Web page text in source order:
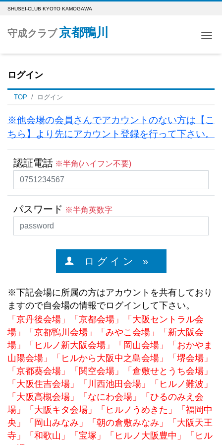
SHUSEI-CLUB KYOTO KAMOGAWA
守成クラブ 京都鴨川
ログイン
TOP ログイン
※他会場の会員さんでアカウントのない方は【こ
ちら】より先にアカウント登録を行って下さい。
認証電話 ※半角(ハイフン不要)
パスワード ※半角英数字
ロ グ イ ン »
※下記会場に所属の方はアカウントを共有しており
ますので自会場の情報でログインして下さい。
「京丹後会場」「京都会場」「大阪セントラル会
場」「京都鴨川会場」「みやこ会場」「新大阪会
場」「ヒルノ新大阪会場」「岡山会場」「おかやま
山陽会場」「ヒルから大阪中之島会場」「堺会場」
「京都葵会場」「関空会場」「倉敷せとうち会場」
「大阪住吉会場」「川西池田会場」「ヒルノ難波」
「大阪高槻会場」「なにわ会場」「ひるのみえ会
場」「大阪キタ会場」「ヒルノうめきた」「福岡中
央」「岡山みなみ」「朝の倉敷みなみ」「大阪天王
寺」「和歌山」「宝塚」「ヒルノ大阪豊中」「ヒル